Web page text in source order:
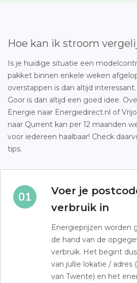
Hoe kan ik stroom
Is je huidige situatie een
pakket binnen enkele weken
overstappen is dan altijd
Goor is dan altijd een goed idee.
Energie naar Energiedirect.nl of
naar Qurrent kan per 12 maanden
voor iedereen haalbaar! Check
tips.
Voer je
verbruik in
Energieprijzen worden
de hand van de
verbruik. Het begint
van jullie lokatie /
van Twente) en het